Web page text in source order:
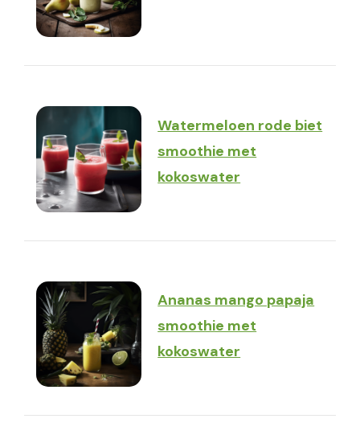
Watermeloen rode biet
smoothie met
kokoswater
Ananas mango papaja
smoothie met
kokoswater